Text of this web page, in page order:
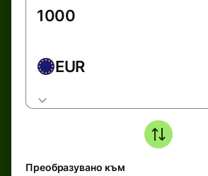
EUR
Преобразувано към